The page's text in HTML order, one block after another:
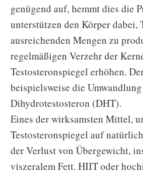
genügend auf, hemmt dies die
unterstützen den Körper dabei,
ausreichenden Mengen zu
regelmäßigen Verzehr der
Testosteronspiegel erhöhen.
beispielsweise die
Dihydrotestosteron (DHT).
Eines der wirksamsten Mittel,
Testosteronspiegel auf
der Verlust von Übergewicht,
viszeralem Fett. HIIT oder